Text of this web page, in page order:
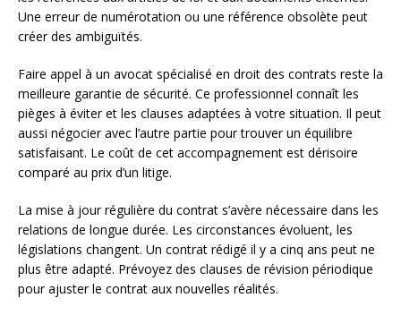
Une erreur de numérotation ou une référence obsolète peut
créer des ambiguïtés.
Faire appel à un avocat spécialisé en droit des contrats reste la
meilleure garantie de sécurité. Ce professionnel connaît les
pièges à éviter et les clauses adaptées à votre situation. Il peut
aussi négocier avec l’autre partie pour trouver un équilibre
satisfaisant. Le coût de cet accompagnement est dérisoire
comparé au prix d’un litige.
La mise à jour régulière du contrat s’avère nécessaire dans les
relations de longue durée. Les circonstances évoluent, les
législations changent. Un contrat rédigé il y a cinq ans peut ne
plus être adapté. Prévoyez des clauses de révision périodique
pour ajuster le contrat aux nouvelles réalités.